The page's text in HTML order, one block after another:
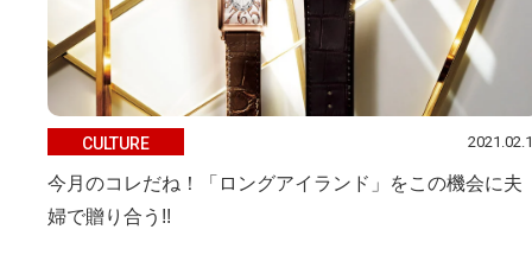
CULTURE
今月のコレだね！「ロングアイランド」をこの機会に夫
婦で贈り合う!!